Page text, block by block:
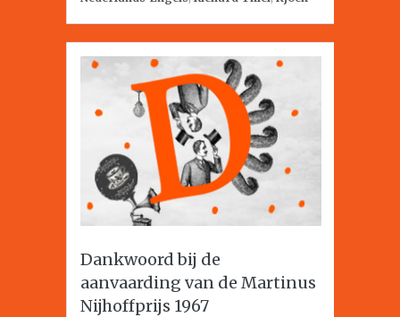
Dankwoord bij de
aanvaarding van de Martinus
Nijhoffprijs 1967